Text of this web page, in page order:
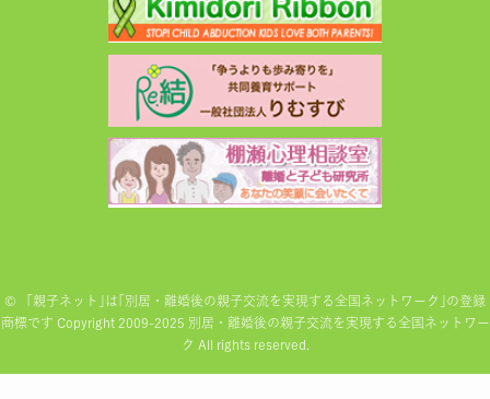
© 「親子ネット｣は｢別居・離婚後の親子交流を実現する全国ネットワーク｣の登録
商標です Copyright 2009-2025 別居・離婚後の親子交流を実現する全国ネットワー
ク All rights reserved.